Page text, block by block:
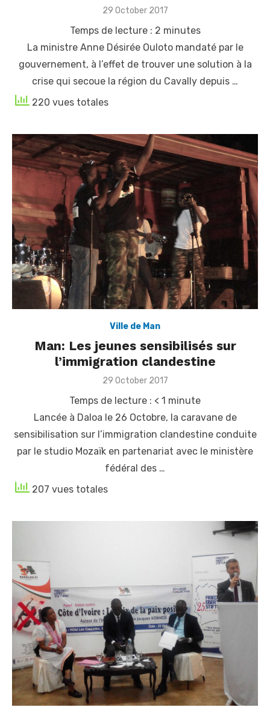
Posted
29 October 2017
Temps de lecture : 2 minutes
La ministre Anne Désirée Ouloto mandaté par le
gouvernement, à l’effet de trouver une solution à la
crise qui secoue la région du Cavally depuis …
220 vues totales
Ville de Man
Man: Les jeunes sensibilisés sur
l’immigration clandestine
Posted
29 October 2017
Temps de lecture : < 1 minute
Lancée à Daloa le 26 Octobre, la caravane de
sensibilisation sur l’immigration clandestine conduite
par le studio Mozaïk en partenariat avec le ministère
fédéral des …
207 vues totales